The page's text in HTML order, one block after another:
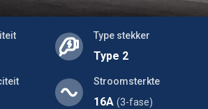
Type stekker
Type 2
Stroomsterkte
16A (3-fase)